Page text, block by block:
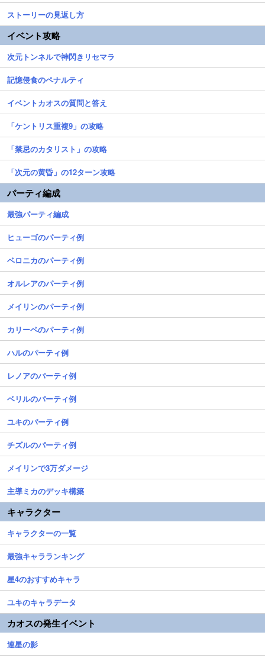
ストーリーの見返し方
イベント攻略
次元トンネルで神閃きリセマラ
記憶侵食のペナルティ
イベントカオスの質問と答え
「ケントリス重複9」の攻略
「禁忌のカタリスト」の攻略
「次元の黄昏」の12ターン攻略
パーティ編成
最強パーティ編成
ヒューゴのパーティ例
ベロニカのパーティ例
オルレアのパーティ例
メイリンのパーティ例
カリーペのパーティ例
ハルのパーティ例
レノアのパーティ例
ベリルのパーティ例
ユキのパーティ例
チズルのパーティ例
メイリンで3万ダメージ
主導ミカのデッキ構築
キャラクター
キャラクターの一覧
最強キャラランキング
星4のおすすめキャラ
ユキのキャラデータ
カオスの発生イベント
連星の影